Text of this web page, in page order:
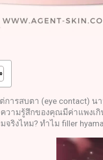
ารสบตา (eye contact) น
วามรู้สึกของคุณมีค่าแพงเกิ
ริงไหม? ทำไม filler